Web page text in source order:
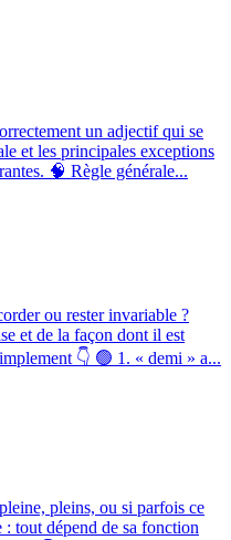
un adjectif qui se
et les principales exceptions
🧠 Règle générale...
ou rester invariable ?
et de la façon dont il est
👇 🟢 1. « demi » a...
pleins, ou si parfois ce
: tout dépend de sa fonction